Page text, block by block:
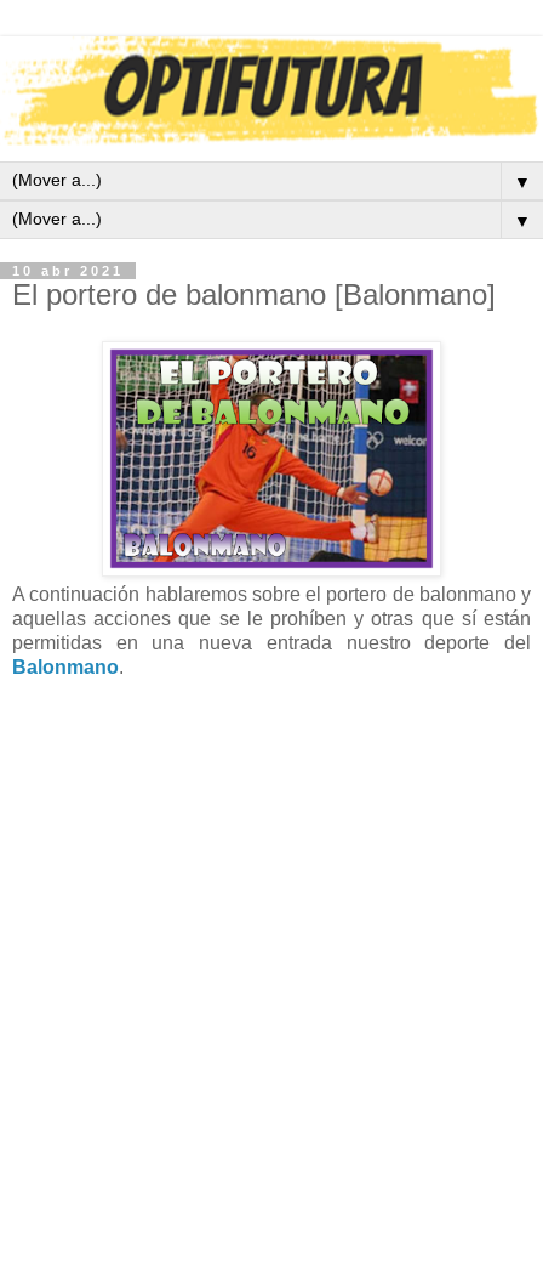
▼
▼
10 abr 2021
El portero de balonmano [Balonmano]
A continuación hablaremos sobre el portero de balonmano y
aquellas acciones que se le prohíben y otras que sí están
permitidas en una nueva entrada nuestro deporte del
Balonmano.